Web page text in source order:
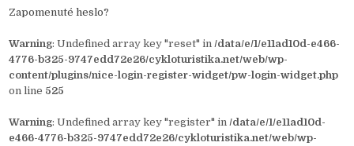
Zapomenuté heslo?
Warning: Undefined array key "reset" in /data/e/1/e11ad10d-e466-
4776-b325-9747edd72e26/cykloturistika.net/web/wp-
content/plugins/nice-login-register-widget/pw-login-widget.php
on line 525
Warning: Undefined array key "register" in /data/e/1/e11ad10d-
e466-4776-b325-9747edd72e26/cykloturistika.net/web/wp-